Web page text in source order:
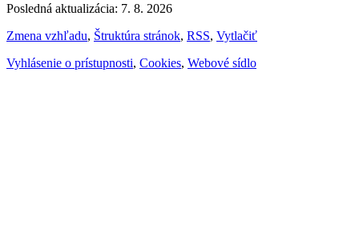
Posledná aktualizácia: 7. 8. 2026
Zmena vzhľadu, Štruktúra stránok, RSS, Vytlačiť
Vyhlásenie o prístupnosti, Cookies, Webové sídlo